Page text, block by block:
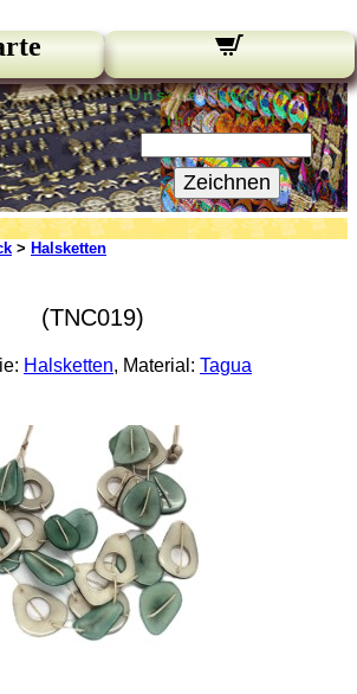
Unsere Newsletter:
Ihre E-Mail:
Zeichnen
> Halsketten
(TNC019)
Halsketten, Material: Tagua